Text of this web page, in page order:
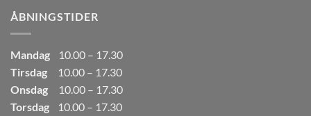
ÅBNINGSTIDER
Mandag
10.00 – 17.30
Tirsdag
10.00 – 17.30
Onsdag
10.00 – 17.30
Torsdag
10.00 – 17.30